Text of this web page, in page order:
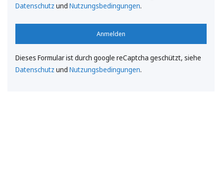
Datenschutz und Nutzungsbedingungen.
Anmelden
Dieses Formular ist durch google reCaptcha geschützt, siehe
Datenschutz und Nutzungsbedingungen.